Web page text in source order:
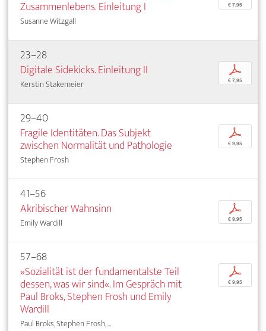
Zusammenlebens. Einleitung I
Susanne Witzgall
€ 7,95
23–28
Digitale Sidekicks. Einleitung II
Kerstin Stakemeier
p
€ 7,95
29–40
Fragile Identitäten. Das Subjekt
zwischen Normalität und Pathologie
Stephen Frosh
p
€ 9,95
41–56
Akribischer Wahnsinn
Emily Wardill
p
€ 9,95
57–68
»Sozialität ist der fundamentalste Teil
dessen, was wir sind«. Im Gespräch mit
Paul Broks, Stephen Frosh und Emily
Wardill
Paul Broks, Stephen Frosh, ...
p
€ 9,95